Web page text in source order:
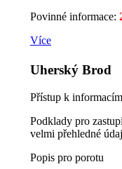
Povinné informace:
Více
Uherský Brod
Přístup k informacím
Podklady pro
velmi přehledné
Popis pro porotu